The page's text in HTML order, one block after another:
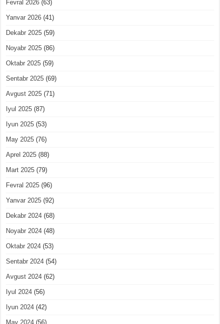
Fevral 2026 (63)
Yanvar 2026 (41)
Dekabr 2025 (59)
Noyabr 2025 (86)
Oktabr 2025 (59)
Sentabr 2025 (69)
Avgust 2025 (71)
Iyul 2025 (87)
Iyun 2025 (53)
May 2025 (76)
Aprel 2025 (88)
Mart 2025 (79)
Fevral 2025 (96)
Yanvar 2025 (92)
Dekabr 2024 (68)
Noyabr 2024 (48)
Oktabr 2024 (53)
Sentabr 2024 (54)
Avgust 2024 (62)
Iyul 2024 (56)
Iyun 2024 (42)
May 2024 (56)